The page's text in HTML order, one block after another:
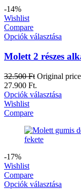
-14%
Wishlist
Compare
Opciók választása
Molett 2 részes
32.500Ft Original
27.900 Ft.
Opciók választása
Wishlist
Compare
-17%
Wishlist
Compare
Opciók választása